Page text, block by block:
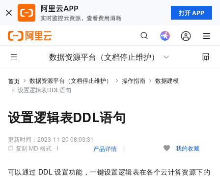
打开 APP
数据资源平台（文档停止维护）
首页 数据资源平台（文档停止维护） 操作指南
数据建模
设置逻辑表DDL语句
设置逻辑表DDL语句
更新时间： 2023-11-20 08:03:31
复制 MD 格式
产品详情 我的收藏
可以通过 DDL 设置功能，一键设置逻辑表在各个云计算资源下的